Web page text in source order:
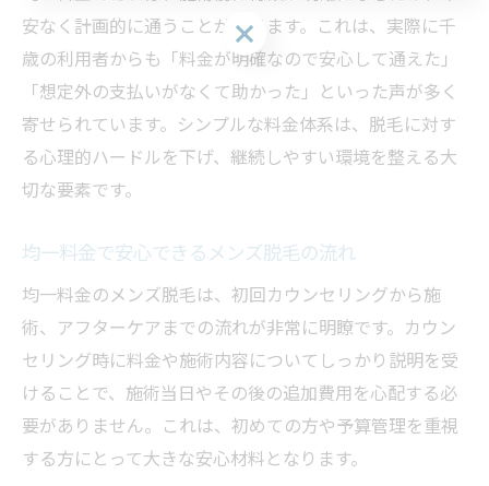
安なく計画的に通うことができます。これは、実際に千
歳の利用者からも「料金が明確なので安心して通えた」
「想定外の支払いがなくて助かった」といった声が多く
寄せられています。シンプルな料金体系は、脱毛に対す
る心理的ハードルを下げ、継続しやすい環境を整える大
切な要素です。
均一料金で安心できるメンズ脱毛の流れ
均一料金のメンズ脱毛は、初回カウンセリングから施
術、アフターケアまでの流れが非常に明瞭です。カウン
セリング時に料金や施術内容についてしっかり説明を受
けることで、施術当日やその後の追加費用を心配する必
要がありません。これは、初めての方や予算管理を重視
する方にとって大きな安心材料となります。
お問い合わせはこちら